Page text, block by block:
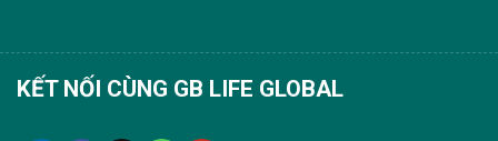
KẾT NỐI CÙNG GB LIFE GLOBAL